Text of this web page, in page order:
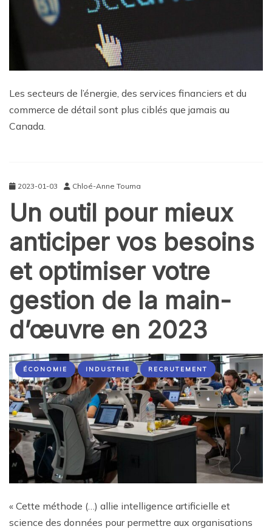
Les secteurs de l’énergie, des services financiers et du
commerce de détail sont plus ciblés que jamais au
Canada.
2023-01-03 Chloé-Anne Touma
Un outil pour mieux
anticiper vos besoins
et optimiser votre
gestion de la main-
d’œuvre en 2023
ÉCONOMIE INDUSTRIE RECRUTEMENT
« Cette méthode (…) allie intelligence artificielle et
science des données pour permettre aux organisations